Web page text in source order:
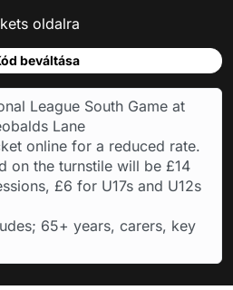
oldalra
beváltása
League South Game at
Lane
online for a reduced rate.
on the turnstile will be £14
£6 for U17s and U12s
65+ years, carers, key